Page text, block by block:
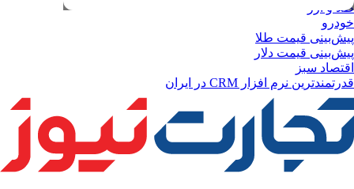
طلا و ارز
خودرو
پیش‌بینی قیمت طلا
پیش‌بینی قیمت دلار
اقتصاد سبز
قدرتمندترین نرم‌ افزار CRM در ایران